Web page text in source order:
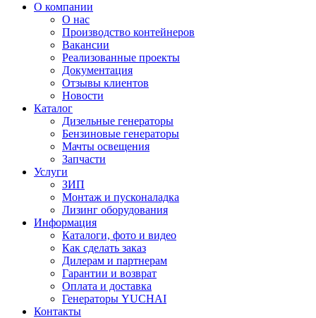
О компании
О нас
Производство контейнеров
Вакансии
Реализованные проекты
Документация
Отзывы клиентов
Новости
Каталог
Дизельные генераторы
Бензиновые генераторы
Мачты освещения
Запчасти
Услуги
ЗИП
Монтаж и пусконаладка
Лизинг оборудования
Информация
Каталоги, фото и видео
Как сделать заказ
Дилерам и партнерам
Гарантии и возврат
Оплата и доставка
Генераторы YUCHAI
Контакты